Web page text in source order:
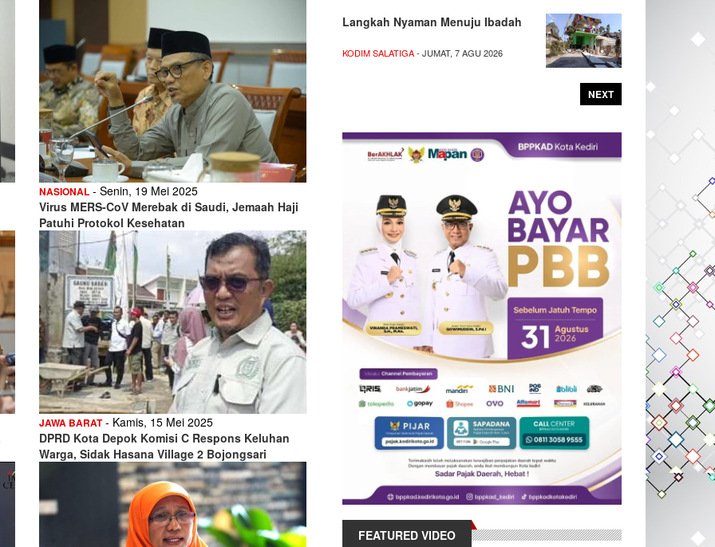
NASIONAL - Senin, 19 Mei 2025
Virus MERS-CoV Merebak di Saudi, Jemaah Haji
Patuhi Protokol Kesehatan
JAWA BARAT- Kamis, 15 Mei 2025
DPRD Kota Depok Komisi C Respons Keluhan
Warga, Sidak Hasana Village 2 Bojongsari
Langkah Nyaman Menuju Ibadah
KODIM SALATIGA- JUMAT, 7 AGU 2026
NEXT
FEATURED VIDEO